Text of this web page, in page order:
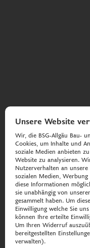
Unsere Website
Wir, die BSG-Allgäu Bau-
Cookies, um Inhalte und
soziale Medien anbieten
Website zu analysieren.
Nutzerverhalten an
sozialen Medien,
diese Informationen
sie unabhängig von
gesammelt haben. Um
Einwilligung welche Sie
können Ihre erteilte
Um Ihren Widerruf
bereitgestellten
verwalten).